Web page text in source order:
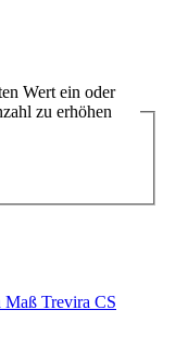
Wert ein oder
zu erhöhen
Maß Trevira CS